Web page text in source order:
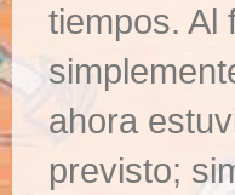
tiempos. Al
ahora
previsto;